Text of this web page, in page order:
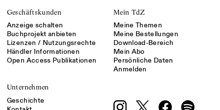
Geschäftskunden
Anzeige schalten
Buchprojekt anbieten
Lizenzen / Nutzungsrechte
Händler Informationen
Open Access Publikationen
Mein TdZ
Meine Themen
Meine Bestellungen
Download-Bereich
Mein Abo
Persönliche Daten
Anmelden
Unternehmen
Geschichte